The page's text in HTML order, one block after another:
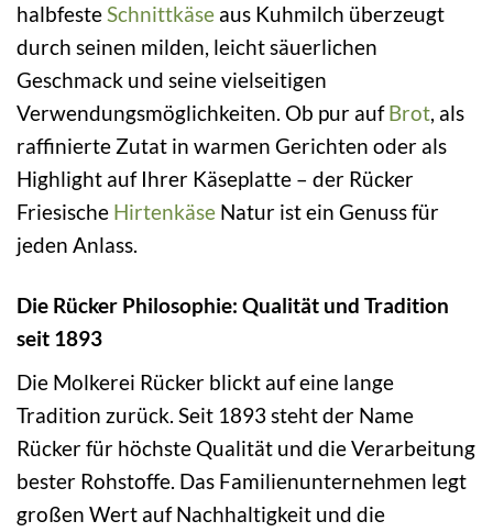
halbfesteSchnittkäse aus Kuhmilch überzeugt
durch seinen milden, leicht säuerlichen
Geschmack und seine vielseitigen
Verwendungsmöglichkeiten. Ob pur aufBrot, als
raffinierte Zutat in warmen Gerichten oder als
Highlight auf Ihrer Käseplatte – der Rücker
Friesische Hirtenkäse Natur ist ein Genuss für
jeden Anlass.
Die Rücker Philosophie: Qualität und Tradition
seit 1893
Die Molkerei Rücker blickt auf eine lange
Tradition zurück. Seit 1893 steht der Name
Rücker für höchste Qualität und die Verarbeitung
bester Rohstoffe. Das Familienunternehmen legt
großen Wert auf Nachhaltigkeit und die